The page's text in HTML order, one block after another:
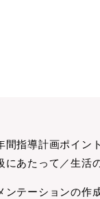
指導計画ポイン
にあたって／生活
テーションの作